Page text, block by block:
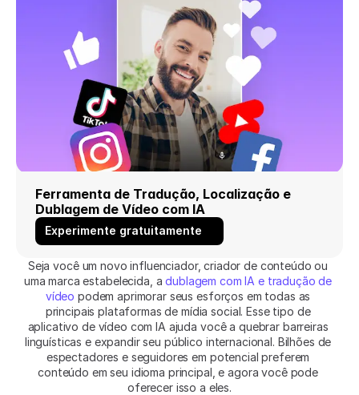
Ferramenta de Tradução, Localização e
Dublagem de Vídeo com IA
Experimente gratuitamente
Seja você um novo influenciador, criador de conteúdo ou
uma marca estabelecida, a dublagem com IA e tradução de
vídeo podem aprimorar seus esforços em todas as
principais plataformas de mídia social. Esse tipo de
aplicativo de vídeo com IA ajuda você a quebrar barreiras
linguísticas e expandir seu público internacional. Bilhões de
espectadores e seguidores em potencial preferem
conteúdo em seu idioma principal, e agora você pode
oferecer isso a eles.